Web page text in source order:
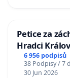
Petice za
Hradci
6 956 podpisů
38 Podpisy / 7
30 Jun 2026